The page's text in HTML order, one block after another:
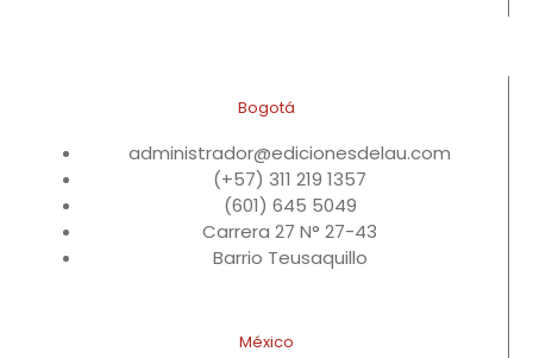
Bogotá
administrador@edicionesdelau.com
(+57) 311 219 1357
(601) 645 5049
Carrera 27 N° 27-43
Barrio Teusaquillo
México